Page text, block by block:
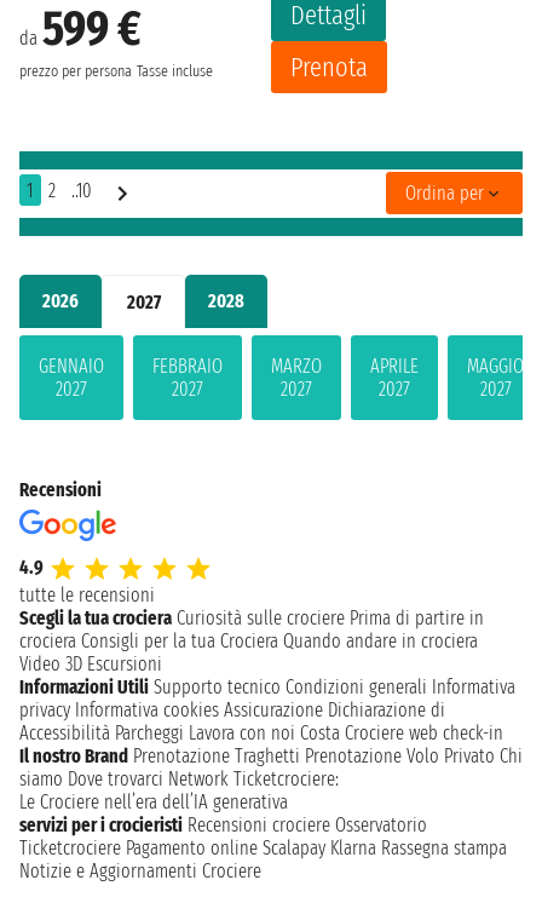
2026 2027 2028
GENNAIO
2027
FEBBRAIO
2027
MARZO
2027
APRILE
2027
MAGGIO
2027
da 599 €
prezzo per persona Tasse incluse
Dettagli
Prenota
1 2 ..10 Ordina per
Recensioni
4.9
tutte le recensioni
Scegli la tua crociera Curiosità sulle crociere Prima di partire in
crociera Consigli per la tua Crociera Quando andare in crociera
Video 3D Escursioni
Informazioni Utili Supporto tecnico Condizioni generali Informativa
privacy Informativa cookies Assicurazione Dichiarazione di
Accessibilità Parcheggi Lavora con noi Costa Crociere web check-in
Il nostro Brand Prenotazione Traghetti Prenotazione Volo Privato Chi
siamo Dove trovarci Network Ticketcrociere:
Le Crociere nell’era dell’IA generativa
servizi per i crocieristi Recensioni crociere Osservatorio
Ticketcrociere Pagamento online Scalapay Klarna Rassegna stampa
Notizie e Aggiornamenti Crociere